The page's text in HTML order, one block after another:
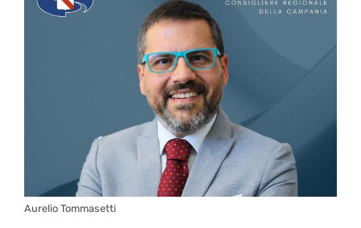
Aurelio Tommasetti